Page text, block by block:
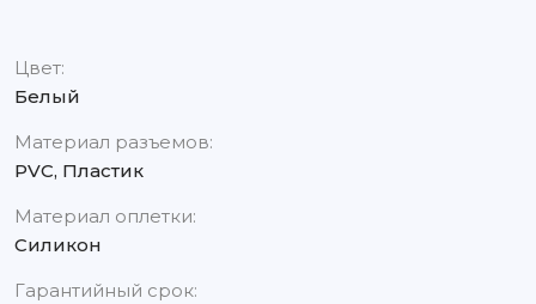
Цвет:
Белый
Материал разъемов:
PVC, Пластик
Материал оплетки:
Силикон
Гарантийный срок: